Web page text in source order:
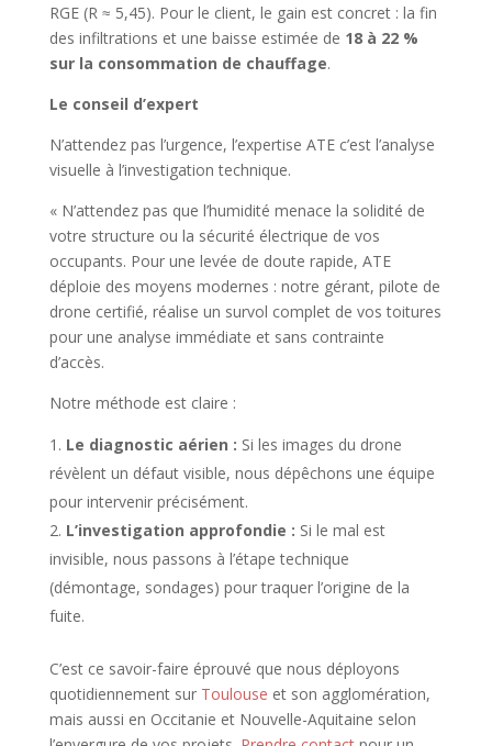
RGE (R ≈ 5,45). Pour le client, le gain est concret : la fin
des infiltrations et une baisse estimée de 18 à 22 %
sur la consommation de chauffage.
Le conseil d’expert
N’attendez pas l’urgence, l’expertise ATE c’est l’analyse
visuelle à l’investigation technique.
« N’attendez pas que l’humidité menace la solidité de
votre structure ou la sécurité électrique de vos
occupants. Pour une levée de doute rapide, ATE
déploie des moyens modernes : notre gérant, pilote de
drone certifié, réalise un survol complet de vos toitures
pour une analyse immédiate et sans contrainte
d’accès.
Notre méthode est claire :
Le diagnostic aérien : Si les images du drone
révèlent un défaut visible, nous dépêchons une équipe
pour intervenir précisément.
L’investigation approfondie : Si le mal est
invisible, nous passons à l’étape technique
(démontage, sondages) pour traquer l’origine de la
fuite.
C’est ce savoir-faire éprouvé que nous déployons
quotidiennement sur Toulouse et son agglomération,
mais aussi en Occitanie et Nouvelle-Aquitaine selon